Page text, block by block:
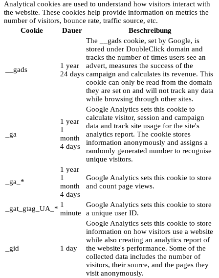
Analytical cookies are used to understand how visitors interact with
the website. These cookies help provide information on metrics the
number of visitors, bounce rate, traffic source, etc.
Cookie
Dauer Beschreibung
__gads
1 year
24 days
The __gads cookie, set by Google, is
stored under DoubleClick domain and
tracks the number of times users see an
advert, measures the success of the
campaign and calculates its revenue. This
cookie can only be read from the domain
they are set on and will not track any data
while browsing through other sites.
_ga
1 year
1
month
4 days
Google Analytics sets this cookie to
calculate visitor, session and campaign
data and track site usage for the site's
analytics report. The cookie stores
information anonymously and assigns a
randomly generated number to recognise
unique visitors.
_ga_*
1 year
1
month
4 days
Google Analytics sets this cookie to store
and count page views.
_gat_gtag_UA_* 1
minute
Google Analytics sets this cookie to store
a unique user ID.
_gid 1 day
Google Analytics sets this cookie to store
information on how visitors use a website
while also creating an analytics report of
the website's performance. Some of the
collected data includes the number of
visitors, their source, and the pages they
visit anonymously.